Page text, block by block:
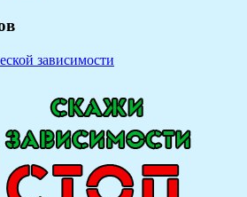
зависимости